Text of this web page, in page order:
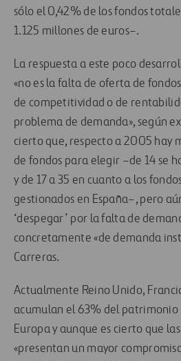
sólo el 0,42% de los fondos
1.125 millones de euros–.
La respuesta a este poco
«no es la falta de oferta de
de competitividad o de
problema de demanda», según
cierto que, respecto a 2005 hay
de fondos para elegir –de 14 se
y de 17 a 35 en cuanto a los
gestionados en España–, pero
‘despegar’ por la falta de
concretamente «de demanda
Carreras.
Actualmente Reino Unido,
acumulan el 63% del patrimonio
Europa y aunque es cierto que
«presentan un mayor